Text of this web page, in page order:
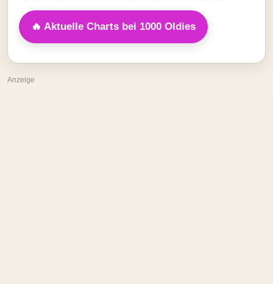
🔥 Aktuelle Charts bei 1000 Oldies
Anzeige